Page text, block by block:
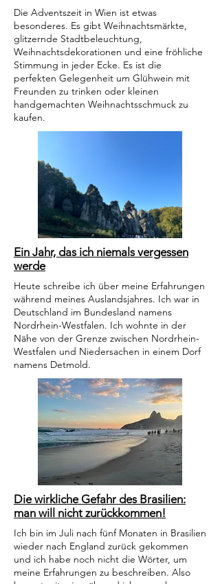
Die Adventszeit in Wien ist etwas
besonderes. Es gibt Weihnachtsmärkte,
glitzernde Stadtbeleuchtung,
Weihnachtsdekorationen und eine fröhliche
Stimmung in jeder Ecke. Es ist die
perfekten Gelegenheit um Glühwein mit
Freunden zu trinken oder kleinen
handgemachten Weihnachtsschmuck zu
kaufen.
Ein Jahr, das ich niemals vergessen
werde
Heute schreibe ich über meine Erfahrungen
während meines Auslandsjahres. Ich war in
Deutschland im Bundesland namens
Nordrhein-Westfalen. Ich wohnte in der
Nähe von der Grenze zwischen Nordrhein-
Westfalen und Niedersachen in einem Dorf
namens Detmold.
Die wirkliche Gefahr des Brasilien:
man will nicht zurückkommen!
Ich bin im Juli nach fünf Monaten in Brasilien
wieder nach England zurück gekommen
und ich habe noch nicht die Wörter, um
meine Erfahrungen zu beschreiben. Also